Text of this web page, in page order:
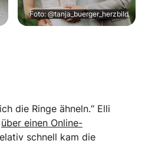
Foto: @tanja_buerger_herzbild
die Ringe ähneln.“ Elli
über einen Online-
schnell kam die